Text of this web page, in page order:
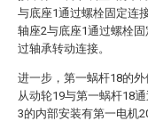
与底座1通过螺栓固定连
轴座2与底座1通过螺栓
过轴承转动连接。
进一步，第一蜗杆18的
从动轮19与第一蜗杆18
3的内部安装有第一电机